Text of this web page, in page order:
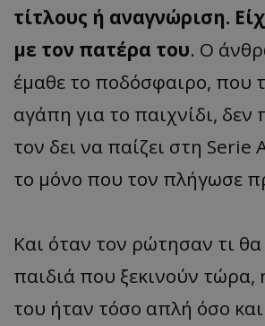
τίτλους ή αναγνώριση.
με τον πατέρα του. Ο
έμαθε το ποδόσφαιρο, που
αγάπη για το παιχνίδι, δεν
τον δει να παίζει στη Serie
το μόνο που τον πλήγωσε
Και όταν τον ρώτησαν τι θα
παιδιά που ξεκινούν
του ήταν τόσο απλή όσο